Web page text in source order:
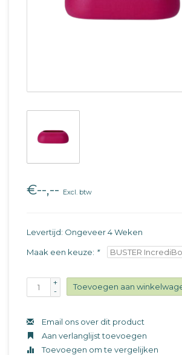
€--,-- Excl. btw
Levertijd: Ongeveer 4 Weken
Maak een keuze: *
+
-
Toevoegen aan
Email ons over dit product
Aan verlanglijst toevoegen
Toevoegen om te vergelijken